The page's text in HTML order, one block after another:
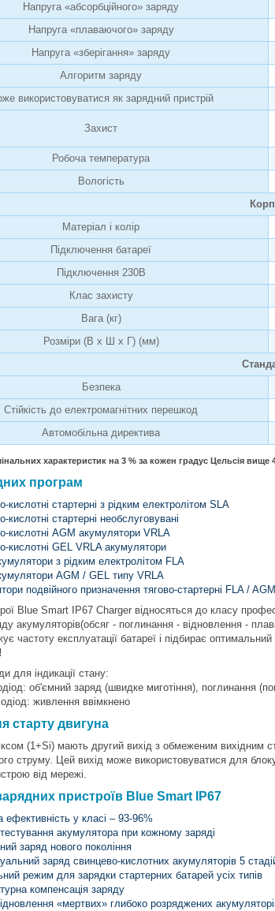
Напруга «абсорбційного» заряду
Напруга «плаваючого» заряду
Напруга «зберігання» заряду
Алгоритм заряду
використовуватися як зарядний пристрій
Захист
Робоча температура
Вологість
Матеріал і колір
Підключення батареї
Підключення 230В
Клас захисту
Вага (кг)
Розміри (В х Ш х Г) (мм)
Безпека
Стійкість до електромагнітних перешкод
Автомобільна директива
характеристик на 3 % за кожен градус Цельсія вище
програм
кислотні стартерні з рідким електролітом SLA
кислотні стартерні необслуговувані
кислотні AGM акумулятори VRLA
кислотні GEL VRLA акумулятори
з рідким електролітом FLA
AGM / GEL типу VRLA
подвійного призначення тягово-стартерні FLA /
Blue Smart IP67 Charger відносяться до класу
акумуляторів(обсяг - поглинання - відновлення -
частоту експлуатації батареї і підбирає
для індикації стану:
об'ємний заряд (швидке миготіння), поглинання
живлення ввімкнено
старту двигуна
(1+Si) мають другий вихід з обмеженим вихідним
струму. Цей вихід може використовуватися для
від мережі.
пристроїв Blue Smart IP67
ефективність у класі – 93-96%
акумулятора при кожному заряді
заряд нового покоління
заряд свинцево-кислотних акумуляторів 5
режим для зарядки стартерних батарей усіх типів
компенсація заряду
«мертвих» глибоко розряджених